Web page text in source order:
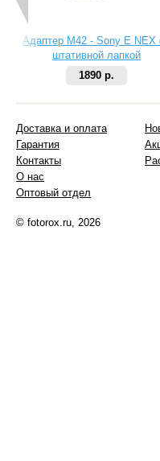
Адаптер M42 - Sony E NEX
штативной лапкой
1890 р.
Доставка и оплата
Гарантия
Контакты
О нас
Оптовый отдел
© fotorox.ru, 2026